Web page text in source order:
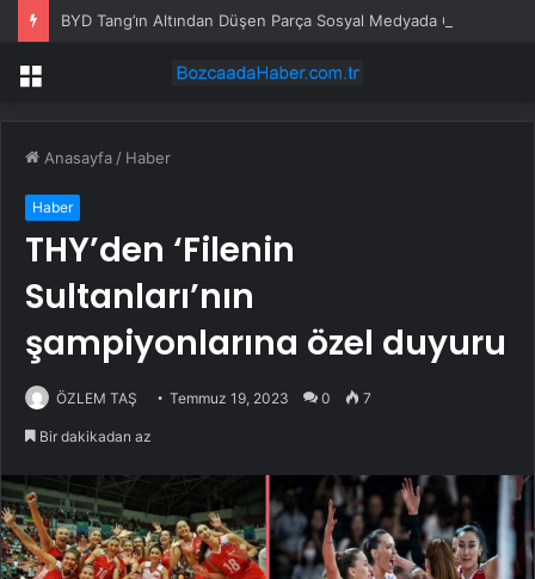
Menü
Anasayfa / Haber
Haber
THY’den ‘Filenin
Sultanları’nın
şampiyonlarına özel duyuru
ÖZLEM TAŞ Temmuz 19, 2023 0 7
Bir dakikadan az